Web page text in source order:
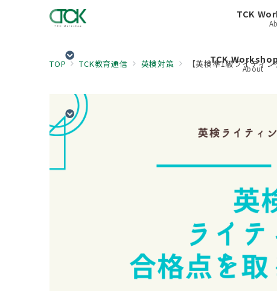
TCK
About
TCK
TOP TCK教育通信 英検対策 【英検準1級ライティ